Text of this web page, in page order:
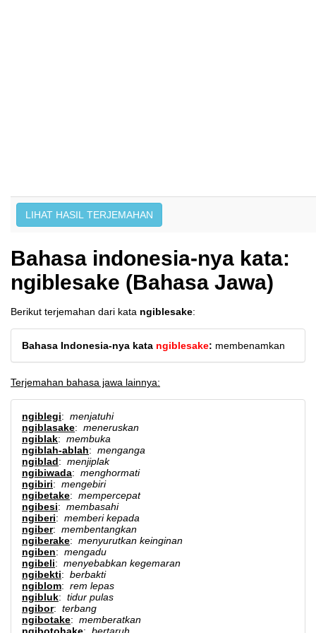
Bahasa indonesia-nya kata:
ngiblesake (Bahasa Jawa)
Berikut terjemahan dari kata ngiblesake:
Bahasa Indonesia-nya kata ngiblesake: membenamkan
Terjemahan bahasa jawa lainnya:
ngiblegi: menjatuhi
ngiblasake: meneruskan
ngiblak: membuka
ngiblah-ablah: menganga
ngiblad: menjiplak
ngibiwada: menghormati
ngibiri: mengebiri
ngibetake: mempercepat
ngibesi: membasahi
ngiberi: memberi kepada
ngiber: membentangkan
ngiberake: menyurutkan keinginan
ngiben: mengadu
ngibeli: menyebabkan kegemaran
ngibekti: berbakti
ngiblom: rem lepas
ngibluk: tidur pulas
ngibor: terbang
ngibotake: memberatkan